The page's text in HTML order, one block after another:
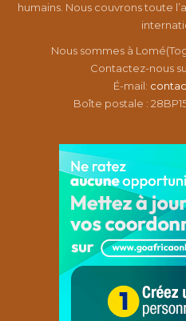
humains. Nous couvrons toute
Nous sommes à
Contactez-nous
É-mail:
Boîte postale :